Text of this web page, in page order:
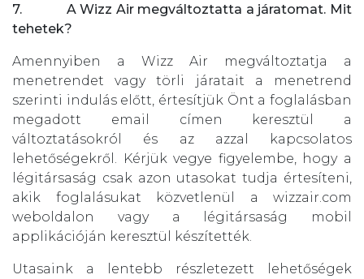
7. A Wizz Air megváltoztatta a járatomat. Mit
tehetek?
Amennyiben a Wizz Air megváltoztatja a
menetrendet vagy törli járatait a menetrend
szerinti indulás előtt, értesítjük Önt a foglalásban
megadott email címen keresztül a
változtatásokról és az azzal kapcsolatos
lehetőségekről. Kérjük vegye figyelembe, hogy a
légitársaság csak azon utasokat tudja értesíteni,
akik foglalásukat közvetlenül a wizzair.com
weboldalon vagy a légitársaság mobil
applikációján keresztül készítették.
Utasaink a lentebb részletezett lehetőségek